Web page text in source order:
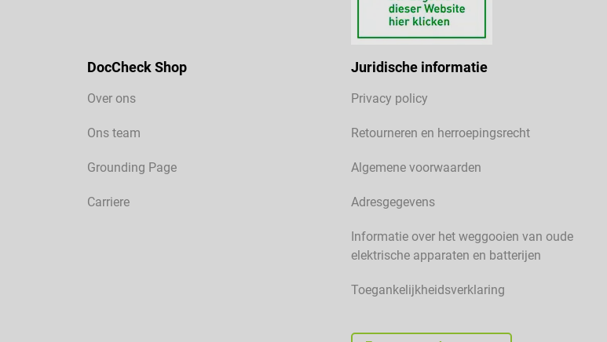
DocCheck Shop
Over ons
Ons team
Grounding Page
Carriere
Juridische informatie
Privacy policy
Retourneren en herroepingsrecht
Algemene voorwaarden
Adresgegevens
Informatie over het weggooien van oude
elektrische apparaten en batterijen
Toegankelijkheidsverklaring